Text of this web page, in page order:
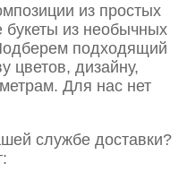
из простых
букеты из необычных
подходящий
цветов, дизайну,
Для нас нет
службе доставки?